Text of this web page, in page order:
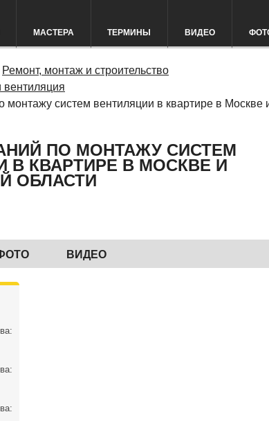
МАСТЕРА ТЕРМИНЫ ВИДЕО
Ремонт, монтаж и строительство
систем вентиляции в квартире в Москве
ПО МОНТАЖУ СИСТЕМ
В КВАРТИРЕ В МОСКВЕ И
ОБЛАСТИ
ВИДЕО